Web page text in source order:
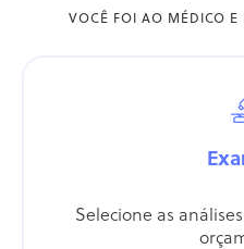
VOCÊ FOI AO MÉDICO E
Selecione as